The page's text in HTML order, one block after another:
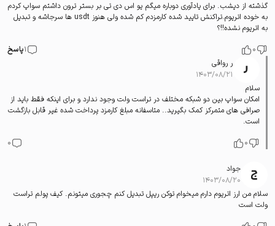
گذشته از دیشب. برای یادآوری دوباره میگم یو اس دی تی بر بستر ترون داشتم سواپ کردم
به خوده اتریوم.تراکنش تایید شده کارمزدم کم شده ولی هنوز usdt ها سرجاشه و تبدیل
به اتریوم نشده!!؟
0
1پاسخ
ر رواقی
۱۴۰۳/۰۸/۲۱
سلام
امکان سواپ بین دو شبکه مختلف در تراست ولت وجود ندارد و برای اینکه فقط باید از
صرافی های متمرکز کمک بگیرید.. متاسفانه مبلغ کارمزد پرداخت شده غیر قابل بازگشت
است.
0
0
جواد
۱۴۰۳/۰۸/۲۰
سلام من ارز اتریوم دارم میخوام توکن ریپل تبدیل کنم چجوری میتونم. کیف پولم تراست
ولت است